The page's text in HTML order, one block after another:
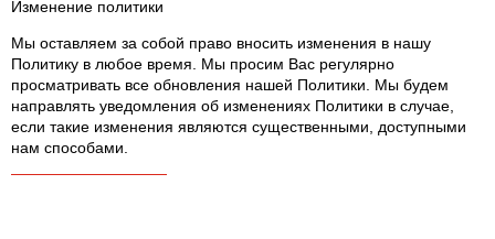
Изменение политики
Мы оставляем за собой право вносить изменения в нашу
Политику в любое время. Мы просим Вас регулярно
просматривать все обновления нашей Политики. Мы будем
направлять уведомления об изменениях Политики в случае,
если такие изменения являются существенными, доступными
нам способами.